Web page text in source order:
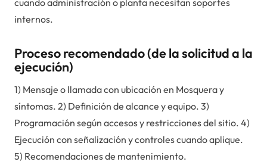
cuando administración o planta necesitan soportes
internos.
Proceso recomendado (de la solicitud a la
ejecución)
1) Mensaje o llamada con ubicación en Mosquera y
síntomas. 2) Definición de alcance y equipo. 3)
Programación según accesos y restricciones del sitio. 4)
Ejecución con señalización y controles cuando aplique.
5) Recomendaciones de mantenimiento.